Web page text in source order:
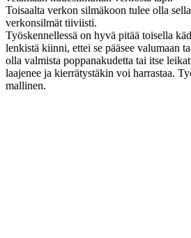
Toisaalta verkon silmäkoon tulee olla
verkonsilmät tiiviisti.
Työskennellessä on hyvä pitää toisella
lenkistä kiinni, ettei se pääsee valumaan
olla valmista poppanakudetta tai itse
laajenee ja kierrätystäkin voi harrastaa.
mallinen.